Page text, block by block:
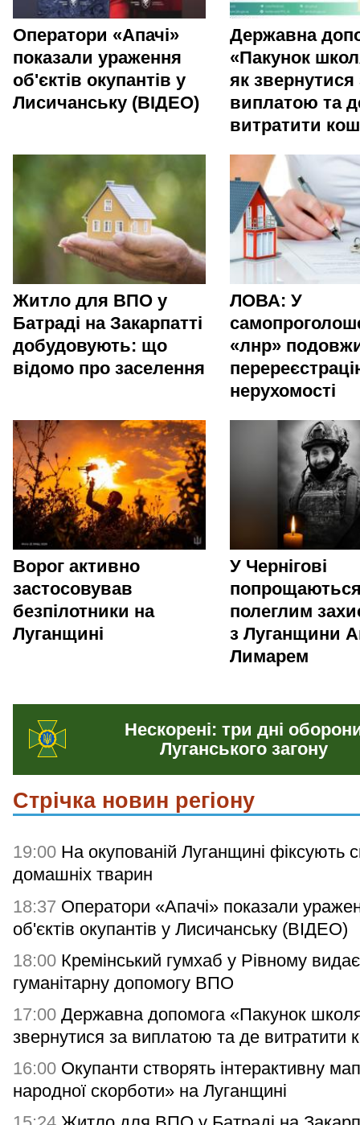
Оператори «Апачі»
показали ураження
об'єктів окупантів у
Лисичанську (ВІДЕО)
Державна
«Пакунок
як звернутися
виплатою та
витратити
Житло для ВПО у
Батраді на Закарпатті
добудовують: що
відомо про заселення
ЛОВА: У
«лнр»
нерухомості
Ворог активно
застосовував
безпілотники на
Луганщині
У Чернігові
полеглим
з Луганщини
Лимарем
Нескорені: три дні
Луганського загону
Стрічка новин регіону
19:00 На окупованій Луганщині фіксують
домашніх тварин
18:37 Оператори «Апачі» показали
об'єктів окупантів у Лисичанську (ВІДЕО)
18:00 Кремінський гумхаб у Рівному видає
гуманітарну допомогу ВПО
17:00 Державна допомога «Пакунок
звернутися за виплатою та де витратити
16:00 Окупанти створять інтерактивну
народної скорботи» на Луганщині